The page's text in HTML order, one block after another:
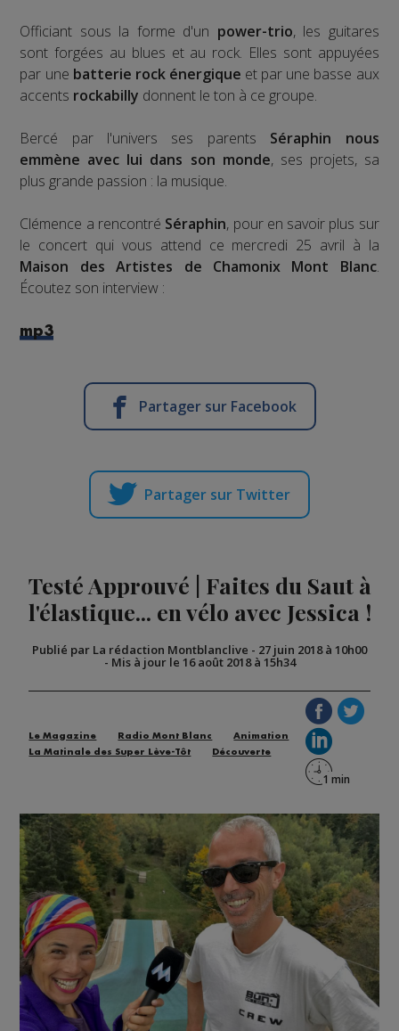
Officiant sous la forme d'un power-trio, les guitares
sont forgées au blues et au rock. Elles sont appuyées
par une batterie rock énergique et par une basse aux
accents rockabilly donnent le ton à ce groupe.
Bercé par l'univers ses parents Séraphin nous
emmène avec lui dans son monde, ses projets, sa
plus grande passion : la musique.
Clémence a rencontré Séraphin, pour en savoir plus sur
le concert qui vous attend ce mercredi 25 avril à la
Maison des Artistes de Chamonix Mont Blanc.
Écoutez son interview :
mp3
Partager sur Facebook
Partager sur Twitter
Testé Approuvé | Faites du Saut à
l'élastique... en vélo avec Jessica !
Publié par La rédaction Montblanclive - 27 juin 2018 à 10h00
- Mis à jour le 16 août 2018 à 15h34
Le Magazine Radio Mont Blanc
Animation
La Matinale des Super Lève-Tôt
Découverte